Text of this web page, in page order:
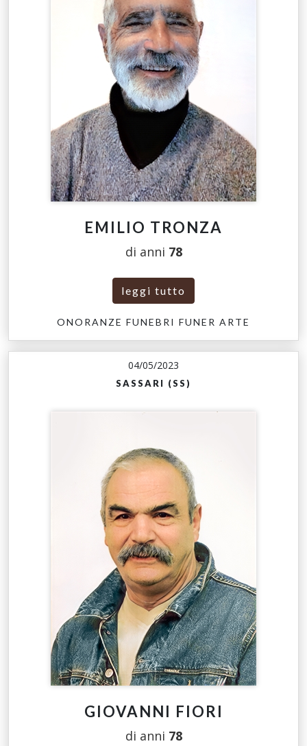
EMILIO TRONZA
di anni 78
leggi tutto
ONORANZE FUNEBRI FUNER ARTE
04/05/2023
SASSARI (SS)
GIOVANNI FIORI
di anni 78